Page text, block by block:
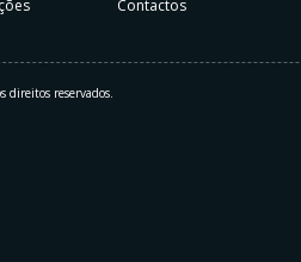
Contactos
direitos reservados.